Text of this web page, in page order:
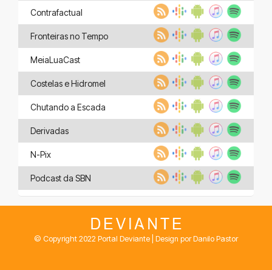
Contrafactual
Fronteiras no Tempo
MeiaLuaCast
Costelas e Hidromel
Chutando a Escada
Derivadas
N-Pix
Podcast da SBN
© Copyright 2022 Portal Deviante | Design por Danilo Pastor